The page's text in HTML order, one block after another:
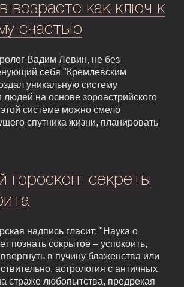
возрасте как ключ к
счастью
Вадим Левин, не без
себя "Кремлевским
уникальную систему
людей на основе зороастрийского
системе можно смело
спутника жизни, планировать
гороскоп: секреты
надпись гласит: "Наука о
познать сокрытое – успокоить,
в пучину блаженства или
астрология с античных
страже любопытства, предрекая